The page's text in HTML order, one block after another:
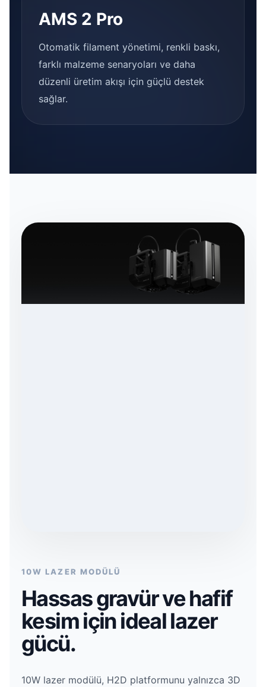
AMS 2 Pro
Otomatik filament yönetimi, renkli baskı,
farklı malzeme senaryoları ve daha
düzenli üretim akışı için güçlü destek
sağlar.
10W LAZER MODÜLÜ
Hassas gravür ve hafif
kesim için ideal lazer
gücü.
10W lazer modülü, H2D platformunu yalnızca 3D